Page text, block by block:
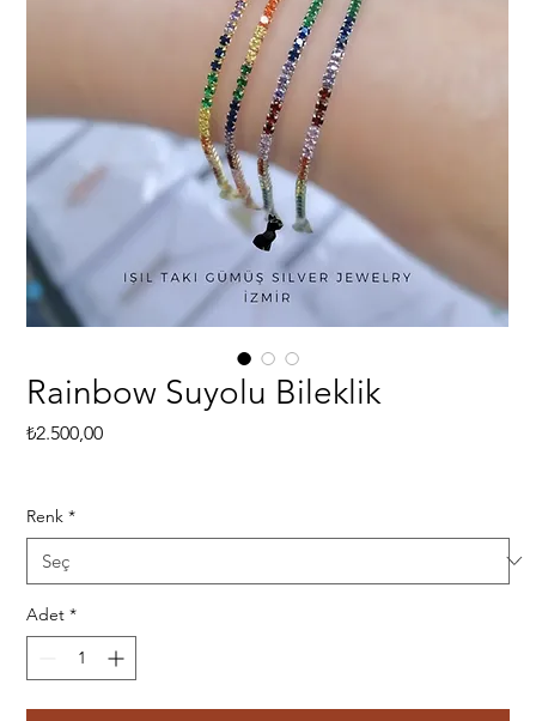
Rainbow Suyolu Bileklik
₺2.500,00Fiyat
Renk *
Adet *